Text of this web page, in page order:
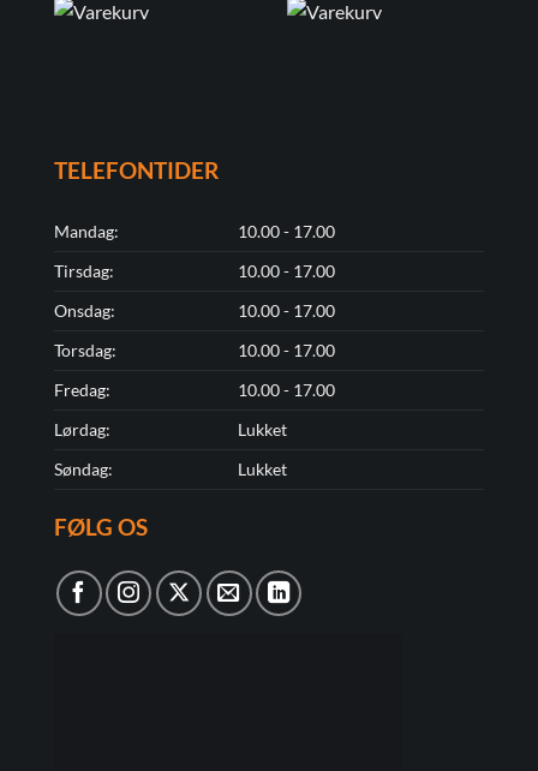
TELEFONTIDER
Mandag:
10.00 - 17.00
Tirsdag:
10.00 - 17.00
Onsdag:
10.00 - 17.00
Torsdag:
10.00 - 17.00
Fredag:
10.00 - 17.00
Lørdag:
Lukket
Søndag:
Lukket
FØLG OS